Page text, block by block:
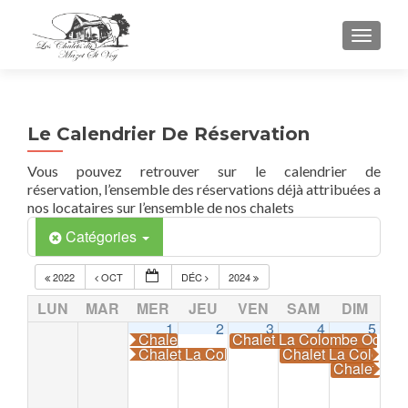
Le Calendrier De Réservation
Vous pouvez retrouver sur le calendrier de
réservation, l’ensemble des réservations déjà attribuées a
nos locataires sur l’ensemble de nos chalets
Catégories
2022 OCT DÉC 2024
LUN MAR MER JEU VEN SAM
DIM
1
Chalet La Colombe Occupé
Chalet La Colombe Occupé
2 3
Chalet La Colombe
4
Chalet La
5
Chalet La